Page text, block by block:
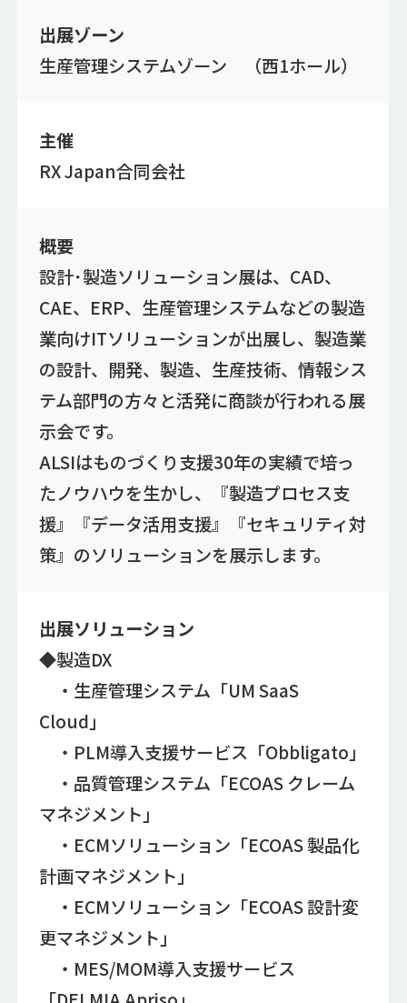
出展ゾーン
生産管理システムゾーン （西1ホール）
主催
RX Japan合同会社
概要
設計･製造ソリューション展は、CAD、
CAE、ERP、生産管理システムなどの製造
業向けITソリューションが出展し、製造業
の設計、開発、製造、生産技術、情報シス
テム部門の方々と活発に商談が行われる展
示会です。
ALSIはものづくり支援30年の実績で培っ
たノウハウを生かし、『製造プロセス支
援』『データ活用支援』『セキュリティ対
策』のソリューションを展示します。
出展ソリューション
◆製造DX
・生産管理システム「UM SaaS
Cloud」
・PLM導入支援サービス「Obbligato」
・品質管理システム「ECOAS クレーム
マネジメント」
・ECMソリューション「ECOAS 製品化
計画マネジメント」
・ECMソリューション「ECOAS 設計変
更マネジメント」
・MES/MOM導入支援サービス